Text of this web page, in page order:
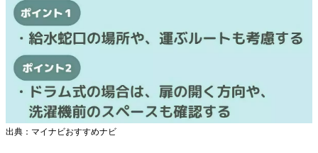
出典：マイナビおすすめナビ